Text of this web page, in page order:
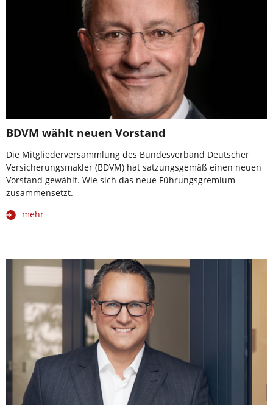
BDVM wählt neuen Vorstand
Die Mitgliederversammlung des Bundesverband Deutscher
Versicherungsmakler (BDVM) hat satzungsgemäß einen neuen
Vorstand gewählt. Wie sich das neue Führungsgremium
zusammensetzt.
mehr